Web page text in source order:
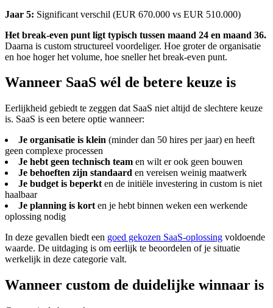
Jaar 5: Significant verschil (EUR 670.000 vs EUR 510.000)
Het break-even punt ligt typisch tussen maand 24 en maand 36.
Daarna is custom structureel voordeliger. Hoe groter de organisatie
en hoe hoger het volume, hoe sneller het break-even punt.
Wanneer SaaS wél de betere keuze is
Eerlijkheid gebiedt te zeggen dat SaaS niet altijd de slechtere keuze
is. SaaS is een betere optie wanneer:
Je organisatie is klein (minder dan 50 hires per jaar) en heeft
geen complexe processen
Je hebt geen technisch team en wilt er ook geen bouwen
Je behoeften zijn standaard en vereisen weinig maatwerk
Je budget is beperkt en de initiële investering in custom is niet
haalbaar
Je planning is kort en je hebt binnen weken een werkende
oplossing nodig
In deze gevallen biedt een goed gekozen SaaS-oplossing voldoende
waarde. De uitdaging is om eerlijk te beoordelen of je situatie
werkelijk in deze categorie valt.
Wanneer custom de duidelijke winnaar is